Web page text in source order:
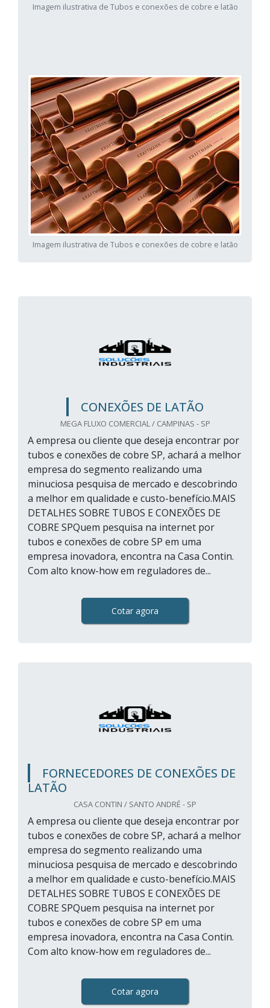
Imagem ilustrativa de Tubos e conexões de cobre e latão
Imagem ilustrativa de Tubos e conexões de cobre e latão
CONEXÕES DE LATÃO
MEGA FLUXO COMERCIAL / CAMPINAS - SP
A empresa ou cliente que deseja encontrar por
tubos e conexões de cobre SP, achará a melhor
empresa do segmento realizando uma
minuciosa pesquisa de mercado e descobrindo
a melhor em qualidade e custo-benefício.MAIS
DETALHES SOBRE TUBOS E CONEXÕES DE
COBRE SPQuem pesquisa na internet por
tubos e conexões de cobre SP em uma
empresa inovadora, encontra na Casa Contin.
Com alto know-how em reguladores de...
Cotar agora
FORNECEDORES DE CONEXÕES DE
LATÃO
CASA CONTIN / SANTO ANDRÉ - SP
A empresa ou cliente que deseja encontrar por
tubos e conexões de cobre SP, achará a melhor
empresa do segmento realizando uma
minuciosa pesquisa de mercado e descobrindo
a melhor em qualidade e custo-benefício.MAIS
DETALHES SOBRE TUBOS E CONEXÕES DE
COBRE SPQuem pesquisa na internet por
tubos e conexões de cobre SP em uma
empresa inovadora, encontra na Casa Contin.
Com alto know-how em reguladores de...
Cotar agora